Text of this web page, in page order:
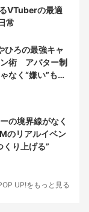
VTuberの最適
常
ひろの最強キャ
ン術 アバター制
なく“嫌い”もブ
の境界線がなく
のリアルイベン
くり上げる”
UP!をもっと見る